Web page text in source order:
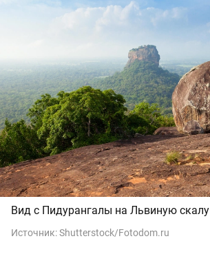
Вид с Пидурангалы на Львиную скалу
Источник:Shutterstock/Fotodom.ru